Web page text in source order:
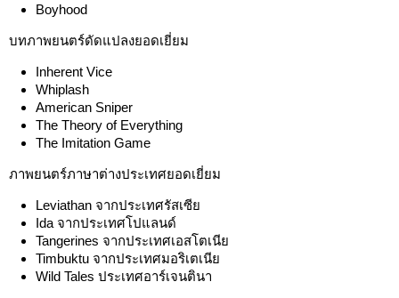
Boyhood
บทภาพยนตร์ดัดแปลงยอดเยี่ยม
Inherent Vice
Whiplash
American Sniper
The Theory of Everything
The Imitation Game
ภาพยนตร์ภาษาต่างประเทศยอดเยี่ยม
Leviathan จากประเทศรัสเซีย
Ida จากประเทศโปแลนด์
Tangerines จากประเทศเอสโตเนีย
Timbuktu จากประเทศมอริเตเนีย
Wild Tales ประเทศอาร์เจนตินา